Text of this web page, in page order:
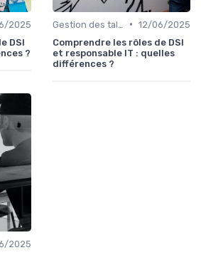
2025
DSI
?
• 12/06/2025
Comprendre les rôles de DSI
et responsable IT : quelles
différences ?
2025